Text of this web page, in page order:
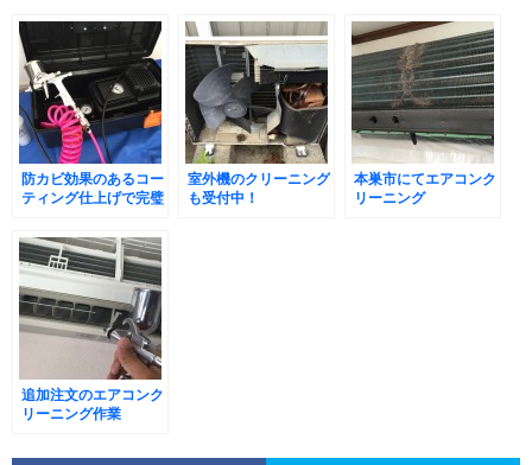
防カビ効果のあるコー
ティング仕上げで完璧
室外機のクリーニング
も受付中！
本巣市にてエアコンク
リーニング
追加注文のエアコンク
リーニング作業